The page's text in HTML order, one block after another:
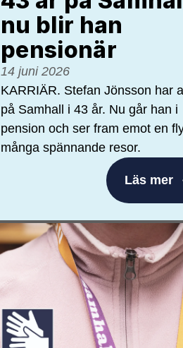
nu blir han
pensionär
14 juni 2026
KARRIÄR. Stefan Jönsson har
på Samhall i 43 år. Nu går han i
pension och ser fram emot en
många spännande resor.
Läs mer